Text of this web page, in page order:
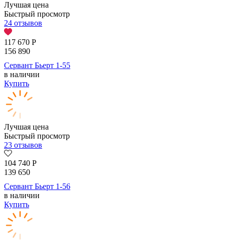
Лучшая цена
Быстрый просмотр
24 отзывов
117 670 Р
156 890
Сервант Бьерт 1-55
в наличии
Купить
Лучшая цена
Быстрый просмотр
23 отзывов
104 740 Р
139 650
Сервант Бьерт 1-56
в наличии
Купить